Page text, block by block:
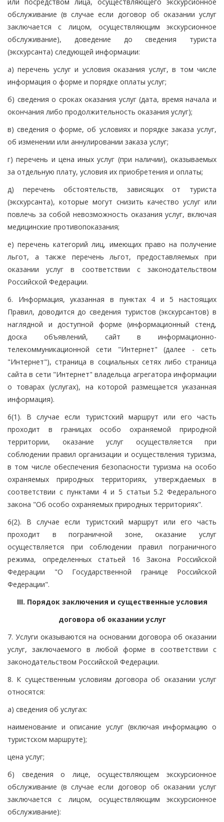
обслуживание (в случае если договор об оказании услуг
заключается с лицом, осуществляющим экскурсионное
обслуживание), доведение до сведения туриста
(экскурсанта) следующей информации:
а) перечень услуг и условия оказания услуг, в том числе
информация о форме и порядке оплаты услуг;
б) сведения о сроках оказания услуг (дата, время начала и
окончания либо продолжительность оказания услуг);
в) сведения о форме, об условиях и порядке заказа услуг,
об изменении или аннулировании заказа услуг;
г) перечень и цена иных услуг (при наличии), оказываемых
за отдельную плату, условия их приобретения и оплаты;
д) перечень обстоятельств, зависящих от туриста
(экскурсанта), которые могут снизить качество услуг или
повлечь за собой невозможность оказания услуг, включая
медицинские противопоказания;
е) перечень категорий лиц, имеющих право на получение
льгот, а также перечень льгот, предоставляемых при
оказании услуг в соответствии с законодательством
Российской Федерации.
6. Информация, указанная в пунктах 4 и 5 настоящих
Правил, доводится до сведения туристов (экскурсантов) в
наглядной и доступной форме (информационный стенд,
доска объявлений, сайт в информационно-
телекоммуникационной сети "Интернет" (далее - сеть
"Интернет"), страница в социальных сетях либо страница
сайта в сети "Интернет" владельца агрегатора информации
о товарах (услугах), на которой размещается указанная
информация).
6(1). В случае если туристский маршрут или его часть
проходит в границах особо охраняемой природной
территории, оказание услуг осуществляется при
соблюдении правил организации и осуществления туризма,
в том числе обеспечения безопасности туризма на особо
охраняемых природных территориях, утверждаемых в
соответствии с пунктами 4 и 5 статьи 5.2 Федерального
закона "Об особо охраняемых природных территориях".
6(2). В случае если туристский маршрут или его часть
проходит в пограничной зоне, оказание услуг
осуществляется при соблюдении правил пограничного
режима, определенных статьей 16 Закона Российской
Федерации "О Государственной границе Российской
Федерации".
III. Порядок заключения и существенные условия
договора об оказании услуг
7. Услуги оказываются на основании договора об оказании
услуг, заключаемого в любой форме в соответствии с
законодательством Российской Федерации.
8. К существенным условиям договора об оказании услуг
относятся:
а) сведения об услугах:
наименование и описание услуг (включая информацию о
туристском маршруте);
цена услуг;
б) сведения о лице, осуществляющем экскурсионное
обслуживание (в случае если договор об оказании услуг
заключается с лицом, осуществляющим экскурсионное
обслуживание):